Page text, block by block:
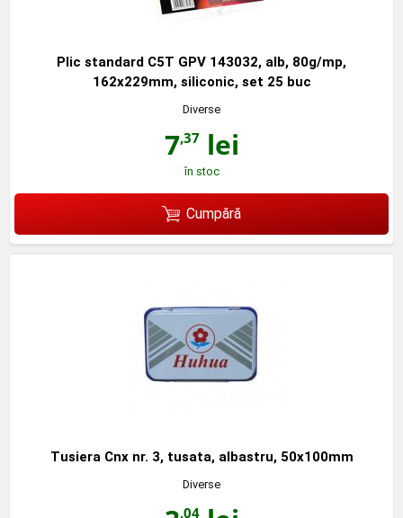
Plic standard C5T GPV 143032, alb, 80g/mp,
162x229mm, siliconic, set 25 buc
Diverse
7,37lei
în stoc
Cumpără
Tusiera Cnx nr. 3, tusata, albastru, 50x100mm
Diverse
,04